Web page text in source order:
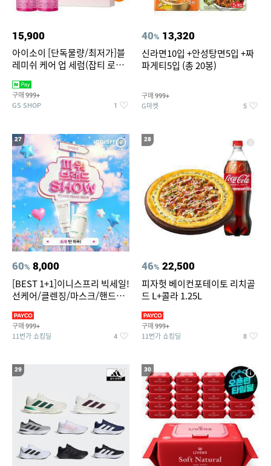
15,900
아이소이 [단독물량/최저가]블
레미쉬 케어 업 세럼(잡티 로즈
2027-04-24)
구매 999+
GS SHOP 1
40% 13,320
신라면10입 +안성탕면5입 +짜
파게티5입 (총 20봉)
구매 999+
G마켓 5
27
60% 8,000
[BEST 1+1]이니스프리 빅세일!
선케어/클렌징/마스크/핸드크
구매 999+
11번가 쇼킹딜 4
28
46% 22,500
피자헛 베이컨포테이토 리치골
드 L+콜라 1.25L
구매 999+
11번가 쇼킹딜 8
29 30